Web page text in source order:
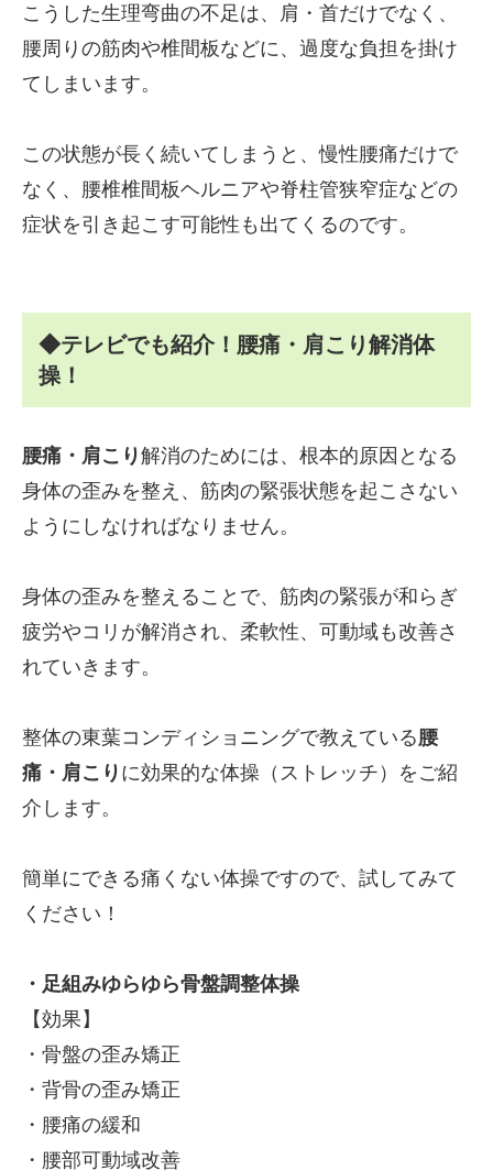
こうした生理弯曲の不足は、肩・首だけでなく、
腰周りの筋肉や椎間板などに、過度な負担を掛け
てしまいます。
この状態が長く続いてしまうと、慢性腰痛だけで
なく、腰椎椎間板ヘルニアや脊柱管狭窄症などの
症状を引き起こす可能性も出てくるのです。
◆テレビでも紹介！腰痛・肩こり解消体
操！
腰痛・肩こり解消のためには、根本的原因となる
身体の歪みを整え、筋肉の緊張状態を起こさない
ようにしなければなりません。
身体の歪みを整えることで、筋肉の緊張が和らぎ
疲労やコリが解消され、柔軟性、可動域も改善さ
れていきます。
整体の東葉コンディショニングで教えている腰
痛・肩こり に効果的な体操（ストレッチ）をご紹
介します。
簡単にできる痛くない体操ですので、試してみて
ください！
・足組みゆらゆら骨盤調整体操
【効果】
・骨盤の歪み矯正
・背骨の歪み矯正
・腰痛の緩和
・腰部可動域改善